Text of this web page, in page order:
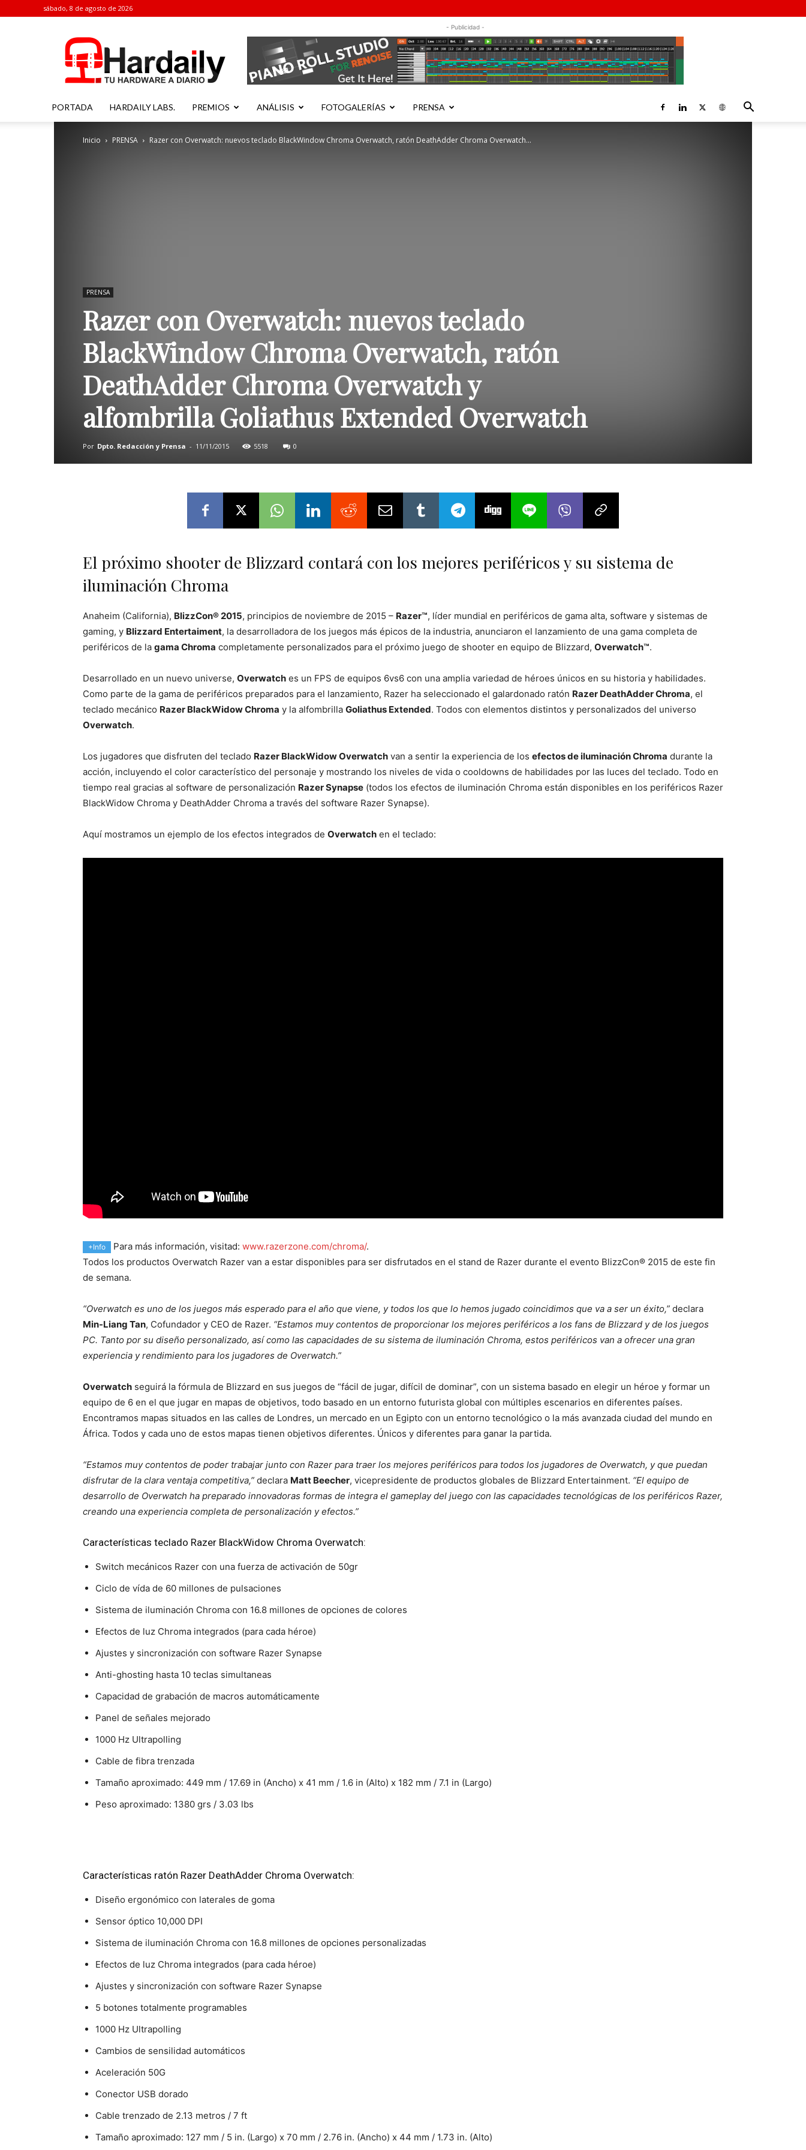
sábado, 8 de agosto de 2026
- Publicidad -
PORTADA HARDAILY LABS. PREMIOS ANÁLISIS FOTOGALERÍAS PRENSA
Inicio PRENSA Razer con Overwatch: nuevos teclado BlackWindow Chroma Overwatch, ratón DeathAdder Chroma Overwatch...
PRENSA
Razer con Overwatch: nuevos teclado
BlackWindow Chroma Overwatch, ratón
DeathAdder Chroma Overwatch y
alfombrilla Goliathus Extended Overwatch
Por Dpto. Redacción y Prensa - 11/11/2015 5518 0
El próximo shooter de Blizzard contará con los mejores periféricos y su sistema de
iluminación Chroma
Anaheim (California), BlizzCon® 2015, principios de noviembre de 2015 – Razer™, líder mundial en periféricos de gama alta, software y sistemas de
gaming, y Blizzard Entertaiment, la desarrolladora de los juegos más épicos de la industria, anunciaron el lanzamiento de una gama completa de
periféricos de la gama Chroma completamente personalizados para el próximo juego de shooter en equipo de Blizzard, Overwatch™.
Desarrollado en un nuevo universe, Overwatch es un FPS de equipos 6vs6 con una amplia variedad de héroes únicos en su historia y habilidades.
Como parte de la gama de periféricos preparados para el lanzamiento, Razer ha seleccionado el galardonado ratón Razer DeathAdder Chroma, el
teclado mecánico Razer BlackWidow Chroma y la alfombrilla Goliathus Extended. Todos con elementos distintos y personalizados del universo
Overwatch.
Los jugadores que disfruten del teclado Razer BlackWidow Overwatch van a sentir la experiencia de los efectos de iluminación Chroma durante la
acción, incluyendo el color característico del personaje y mostrando los niveles de vida o cooldowns de habilidades por las luces del teclado. Todo en
tiempo real gracias al software de personalización Razer Synapse (todos los efectos de iluminación Chroma están disponibles en los periféricos Razer
BlackWidow Chroma y DeathAdder Chroma a través del software Razer Synapse).
Aquí mostramos un ejemplo de los efectos integrados de Overwatch en el teclado:
+Info Para más información, visitad: www.razerzone.com/chroma/.
Todos los productos Overwatch Razer van a estar disponibles para ser disfrutados en el stand de Razer durante el evento BlizzCon® 2015 de este fin
de semana.
“Overwatch es uno de los juegos más esperado para el año que viene, y todos los que lo hemos jugado coincidimos que va a ser un éxito,” declara
Min-Liang Tan, Cofundador y CEO de Razer. “Estamos muy contentos de proporcionar los mejores periféricos a los fans de Blizzard y de los juegos
PC. Tanto por su diseño personalizado, así como las capacidades de su sistema de iluminación Chroma, estos periféricos van a ofrecer una gran
experiencia y rendimiento para los jugadores de Overwatch.”
Overwatch seguirá la fórmula de Blizzard en sus juegos de “fácil de jugar, difícil de dominar”, con un sistema basado en elegir un héroe y formar un
equipo de 6 en el que jugar en mapas de objetivos, todo basado en un entorno futurista global con múltiples escenarios en diferentes países.
Encontramos mapas situados en las calles de Londres, un mercado en un Egipto con un entorno tecnológico o la más avanzada ciudad del mundo en
África. Todos y cada uno de estos mapas tienen objetivos diferentes. Únicos y diferentes para ganar la partida.
“Estamos muy contentos de poder trabajar junto con Razer para traer los mejores periféricos para todos los jugadores de Overwatch, y que puedan
disfrutar de la clara ventaja competitiva,” declara Matt Beecher, vicepresidente de productos globales de Blizzard Entertainment. “El equipo de
desarrollo de Overwatch ha preparado innovadoras formas de integra el gameplay del juego con las capacidades tecnológicas de los periféricos Razer,
creando una experiencia completa de personalización y efectos.”
Características teclado Razer BlackWidow Chroma Overwatch:
Switch mecánicos Razer con una fuerza de activación de 50gr
Ciclo de vída de 60 millones de pulsaciones
Sistema de iluminación Chroma con 16.8 millones de opciones de colores
Efectos de luz Chroma integrados (para cada héroe)
Ajustes y sincronización con software Razer Synapse
Anti-ghosting hasta 10 teclas simultaneas
Capacidad de grabación de macros automáticamente
Panel de señales mejorado
1000 Hz Ultrapolling
Cable de fibra trenzada
Tamaño aproximado: 449 mm / 17.69 in (Ancho) x 41 mm / 1.6 in (Alto) x 182 mm / 7.1 in (Largo)
Peso aproximado: 1380 grs / 3.03 lbs
Características ratón Razer DeathAdder Chroma Overwatch:
Diseño ergonómico con laterales de goma
Sensor óptico 10,000 DPI
Sistema de iluminación Chroma con 16.8 millones de opciones personalizadas
Efectos de luz Chroma integrados (para cada héroe)
Ajustes y sincronización con software Razer Synapse
5 botones totalmente programables
1000 Hz Ultrapolling
Cambios de sensilidad automáticos
Aceleración 50G
Conector USB dorado
Cable trenzado de 2.13 metros / 7 ft
Tamaño aproximado: 127 mm / 5 in. (Largo) x 70 mm / 2.76 in. (Ancho) x 44 mm / 1.73 in. (Alto)